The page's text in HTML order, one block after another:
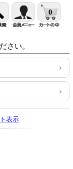
0
さい。
表示